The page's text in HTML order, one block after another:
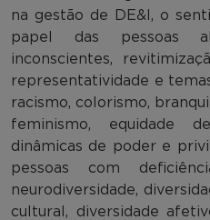
na gestão de DE&I, o
papel das pessoas
inconscientes,
representatividade e
racismo, colorismo,
feminismo, equidade
dinâmicas de poder e
pessoas com
neurodiversidade,
cultural, diversidade